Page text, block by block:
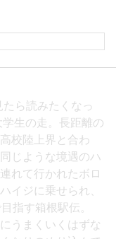
ら読みたくなっ
生の走。長距離の
校陸上界と合わ
じような境遇のハ
れて行かれたボロ
イジに乗せられ、
指す箱根駅伝。
うまくいくはずな